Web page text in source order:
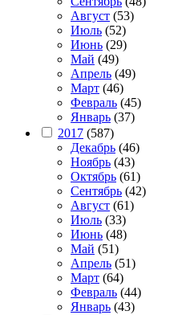
Август (53)
Июль (52)
Июнь (29)
Май (49)
Апрель (49)
Март (46)
Февраль (45)
Январь (37)
2017 (587)
Декабрь (46)
Ноябрь (43)
Октябрь (61)
Сентябрь (42)
Август (61)
Июль (33)
Июнь (48)
Май (51)
Апрель (51)
Март (64)
Февраль (44)
Январь (43)